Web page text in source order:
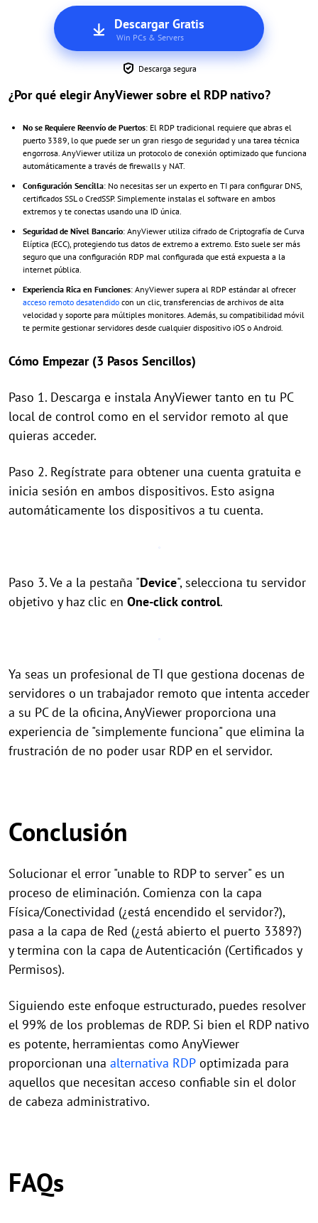
Descargar Gratis
Win PCs & Servers
Descarga segura
¿Por qué elegir AnyViewer sobre el RDP nativo?
No se Requiere Reenvío de Puertos: El RDP tradicional requiere que abras el
puerto 3389, lo que puede ser un gran riesgo de seguridad y una tarea técnica
engorrosa. AnyViewer utiliza un protocolo de conexión optimizado que funciona
automáticamente a través de firewalls y NAT.
Configuración Sencilla: No necesitas ser un experto en TI para configurar DNS,
certificados SSL o CredSSP. Simplemente instalas el software en ambos
extremos y te conectas usando una ID única.
Seguridad de Nivel Bancario: AnyViewer utiliza cifrado de Criptografía de Curva
Elíptica (ECC), protegiendo tus datos de extremo a extremo. Esto suele ser más
seguro que una configuración RDP mal configurada que está expuesta a la
internet pública.
Experiencia Rica en Funciones: AnyViewer supera al RDP estándar al ofrecer
acceso remoto desatendido con un clic, transferencias de archivos de alta
velocidad y soporte para múltiples monitores. Además, su compatibilidad móvil
te permite gestionar servidores desde cualquier dispositivo iOS o Android.
Cómo Empezar (3 Pasos Sencillos)
Paso 1. Descarga e instala AnyViewer tanto en tu PC
local de control como en el servidor remoto al que
quieras acceder.
Paso 2. Regístrate para obtener una cuenta gratuita e
inicia sesión en ambos dispositivos. Esto asigna
automáticamente los dispositivos a tu cuenta.
Paso 3. Ve a la pestaña "Device", selecciona tu servidor
objetivo y haz clic en One-click control.
Ya seas un profesional de TI que gestiona docenas de
servidores o un trabajador remoto que intenta acceder
a su PC de la oficina, AnyViewer proporciona una
experiencia de "simplemente funciona" que elimina la
frustración de no poder usar RDP en el servidor.
Conclusión
Solucionar el error "unable to RDP to server" es un
proceso de eliminación. Comienza con la capa
Física/Conectividad (¿está encendido el servidor?),
pasa a la capa de Red (¿está abierto el puerto 3389?)
y termina con la capa de Autenticación (Certificados y
Permisos).
Siguiendo este enfoque estructurado, puedes resolver
el 99% de los problemas de RDP. Si bien el RDP nativo
es potente, herramientas como AnyViewer
proporcionan una alternativa RDP optimizada para
aquellos que necesitan acceso confiable sin el dolor
de cabeza administrativo.
FAQs